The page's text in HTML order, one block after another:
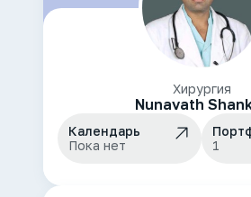
Хирургия
Nunavath
Календарь
Пока нет
1